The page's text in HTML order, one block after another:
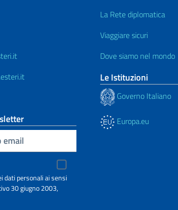
dati personali ai sensi
30 giugno 2003,
La Rete diplomatica
Viaggiare sicuri
Dove siamo nel mondo
Le Istituzioni
Governo Italiano
Europa.eu